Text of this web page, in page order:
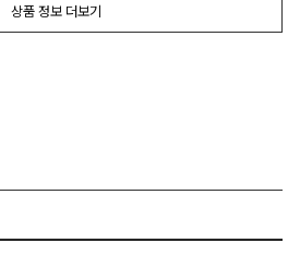
상품 정보 더보기